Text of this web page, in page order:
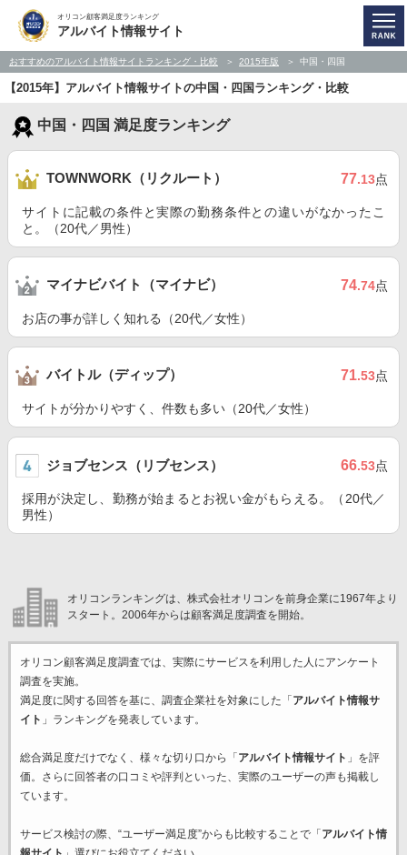
オリコン顧客満足度ランキング
アルバイト情報サイト
おすすめのアルバイト情報サイトランキング・比較 2015年版 中国・四国
【2015年】アルバイト情報サイトの中国・四国ランキング・比較
中国・四国 満足度ランキング
TOWNWORK（リクルート） 77.13点
サイトに記載の条件と実際の勤務条件との違いがなかったこ
と。（20代／男性）
マイナビバイト（マイナビ） 74.74点
お店の事が詳しく知れる（20代／女性）
バイトル（ディップ） 71.53点
サイトが分かりやすく、件数も多い（20代／女性）
ジョブセンス（リブセンス） 66.53点
採用が決定し、勤務が始まるとお祝い金がもらえる。（20代／
男性）
オリコンランキングは、株式会社オリコンを前身企業に1967年より
スタート。2006年からは顧客満足度調査を開始。
オリコン顧客満足度調査では、実際にサービスを利用した 人にアンケート
調査を実施。
満足度に関する回答を基に、調査企業社を対象にした「 アルバイト情報サ
イト 」ランキングを発表しています。
総合満足度だけでなく、様々な切り口から「 アルバイト情報サイト 」を評
価。さらに回答者の口コミや評判といった、実際のユーザーの声も掲載し
ています。
サービス検討の際、“ユーザー満足度”からも比較することで「 アルバイト情